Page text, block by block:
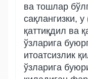
ва тошлар
сақлангизки,
қаттиқдил ва
ўзларига
итоатсизлик
ўзларига